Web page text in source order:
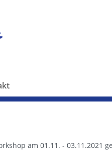
am 01.11. - 03.11.2021